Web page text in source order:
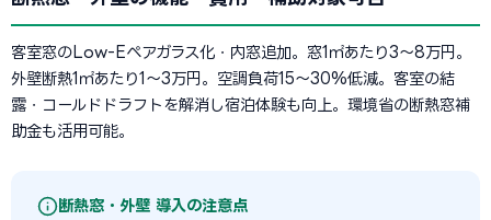
客室窓のLow-Eペアガラス化・内窓追加。窓1㎡あたり3〜8万円。
外壁断熱1㎡あたり1〜3万円。空調負荷15〜30%低減。客室の結
露・コールドドラフトを解消し宿泊体験も向上。環境省の断熱窓補
助金も活用可能。
断熱窓・外壁 導入の注意点